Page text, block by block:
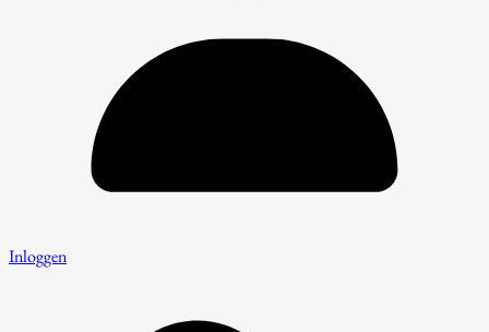
Inloggen